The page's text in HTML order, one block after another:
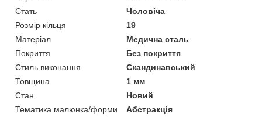
Стать
Чоловіча
Розмір кільця
19
Матеріал
Медична сталь
Покриття
Без покриття
Стиль виконання
Скандинавський
Товщина
1 мм
Стан
Новий
Тематика малюнка/форми
Абстракція